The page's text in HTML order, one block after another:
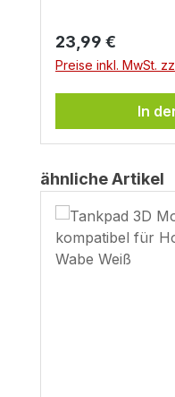
Regulärer Preis:
23,99 €
Preise inkl. MwSt.
In
Produktgalerie
ähnliche Artikel